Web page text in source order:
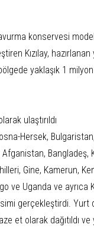
konservesi
Kızılay, hazırlanan
yaklaşık 1
ulaştırıldı
Hersek,
Bangladeş,
Gine, Kamerun,
ve Uganda ve ayrıca
gerçekleştirdi. Yurt
et olarak dağıtıldı ve